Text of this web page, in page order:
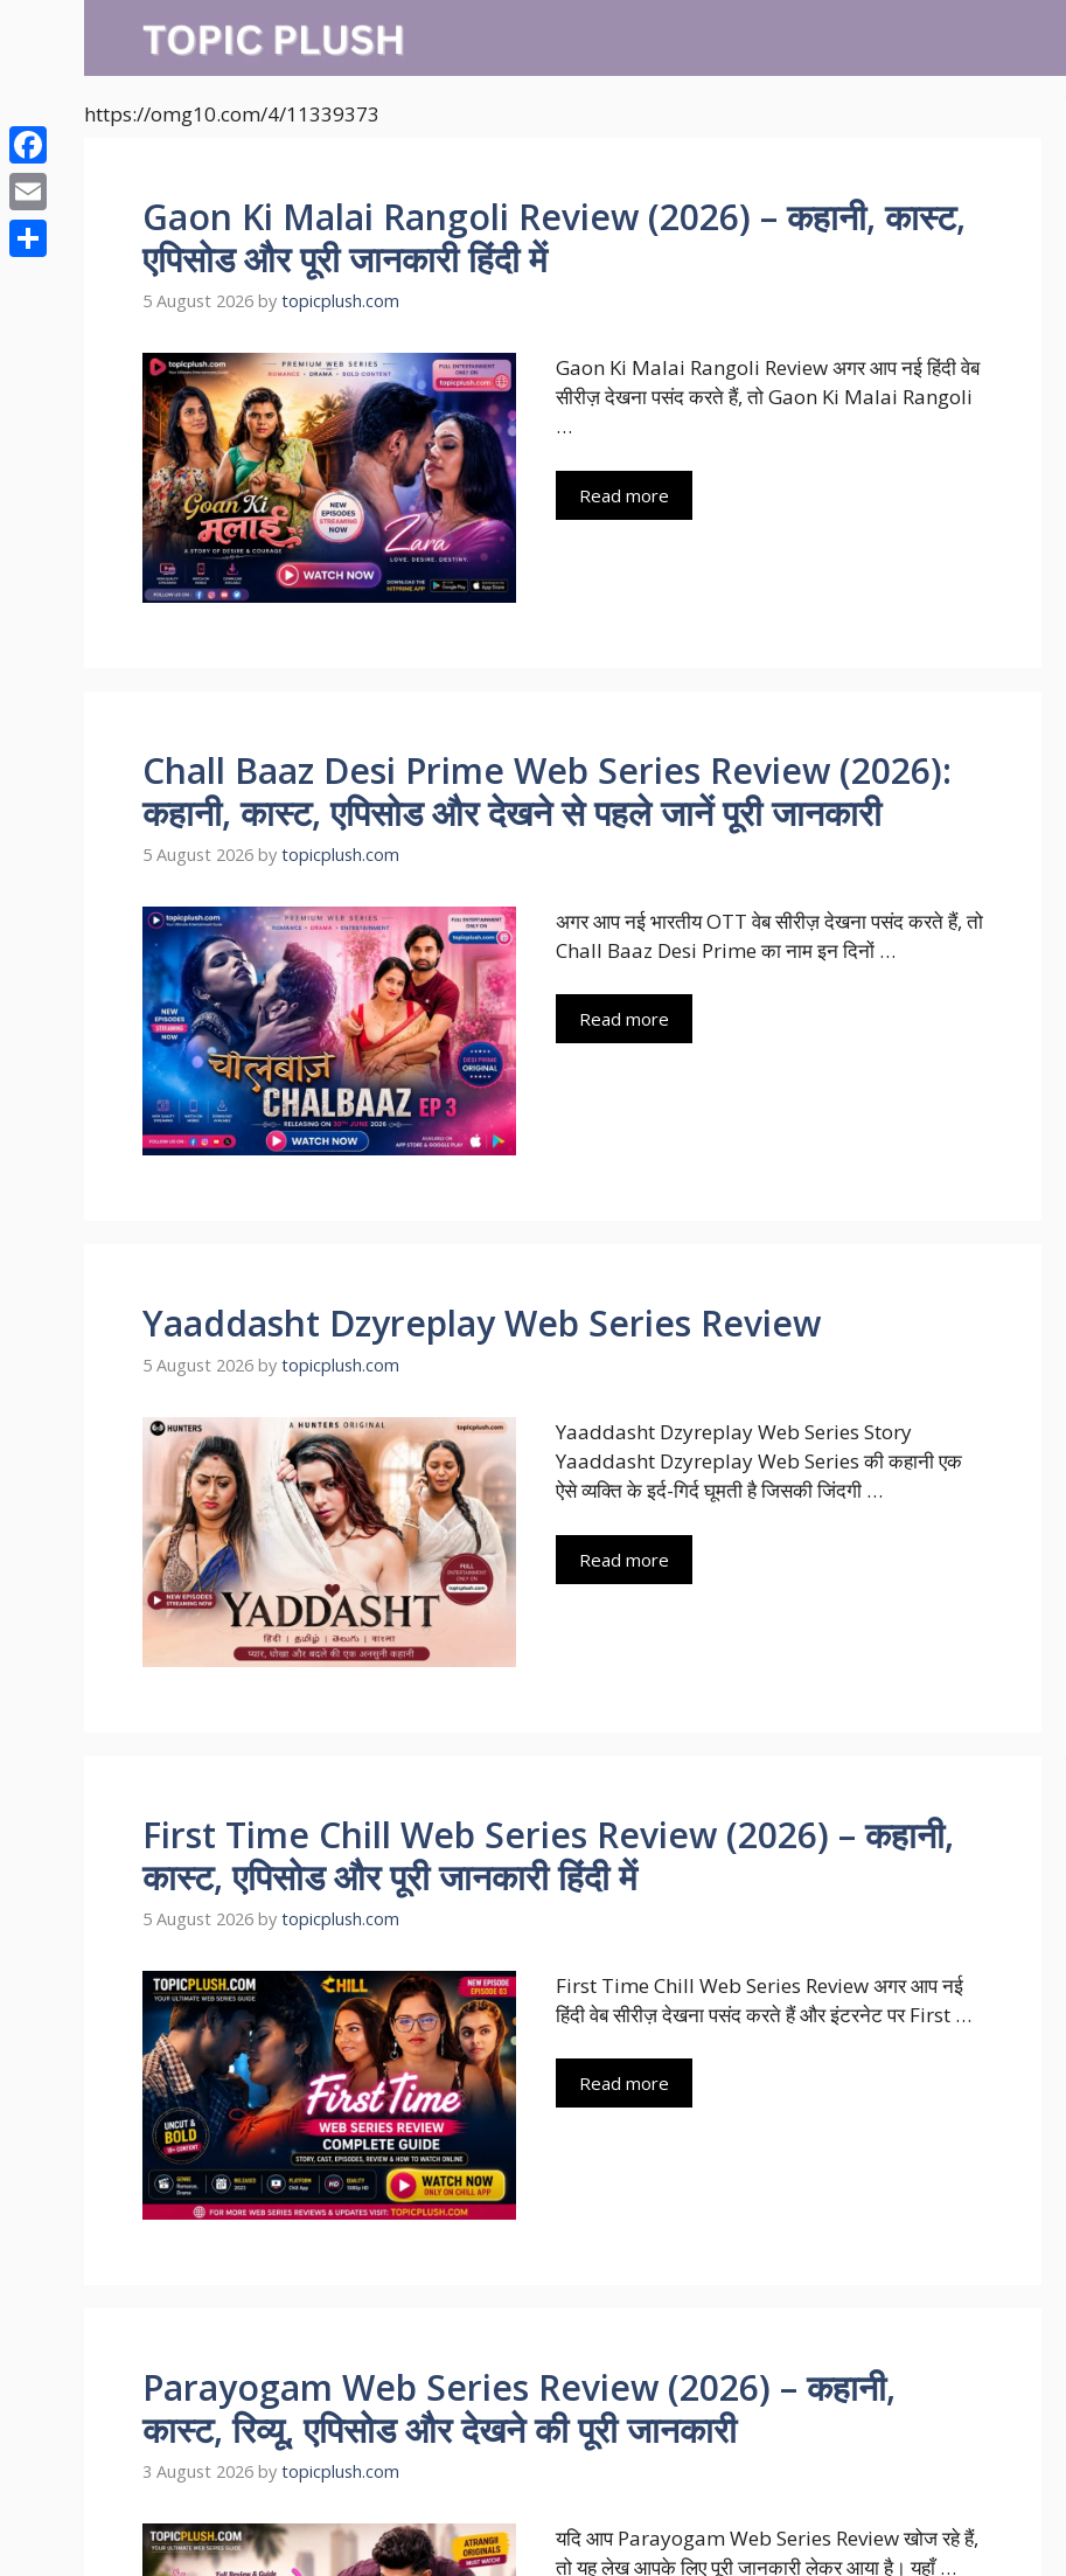
https://omg10.com/4/11339373
Gaon Ki Malai Rangoli Review (2026) – कहानी, कास्ट,
एपिसोड और पूरी जानकारी हिंदी में
5 August 2026 by topicplush.com
Gaon Ki Malai Rangoli Review अगर आप नई हिंदी वेब
सीरीज़ देखना पसंद करते हैं, तो Gaon Ki Malai Rangoli
…
Read more
Chall Baaz Desi Prime Web Series Review (2026):
कहानी, कास्ट, एपिसोड और देखने से पहले जानें पूरी जानकारी
5 August 2026 by topicplush.com
अगर आप नई भारतीय OTT वेब सीरीज़ देखना पसंद करते हैं, तो
Chall Baaz Desi Prime का नाम इन दिनों …
Read more
Yaaddasht Dzyreplay Web Series Review
5 August 2026 by topicplush.com
Yaaddasht Dzyreplay Web Series Story
Yaaddasht Dzyreplay Web Series की कहानी एक
ऐसे व्यक्ति के इर्द-गिर्द घूमती है जिसकी जिंदगी …
Read more
First Time Chill Web Series Review (2026) – कहानी,
कास्ट, एपिसोड और पूरी जानकारी हिंदी में
5 August 2026 by topicplush.com
First Time Chill Web Series Review अगर आप नई
हिंदी वेब सीरीज़ देखना पसंद करते हैं और इंटरनेट पर First …
Read more
Parayogam Web Series Review (2026) – कहानी,
कास्ट, रिव्यू, एपिसोड और देखने की पूरी जानकारी
3 August 2026 by topicplush.com
यदि आप Parayogam Web Series Review खोज रहे हैं,
तो यह लेख आपके लिए पूरी जानकारी लेकर आया है। यहाँ …
Facebook
Email